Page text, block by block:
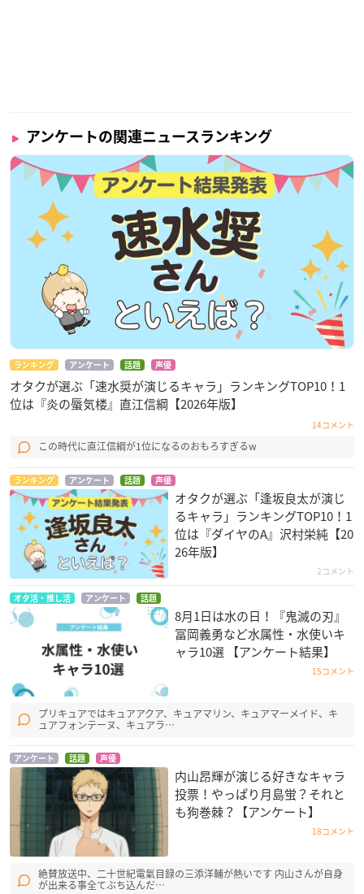
アンケートの関連ニュースランキング
ランキング アンケート 話題 声優
オタクが選ぶ「速水奨が演じるキャラ」ランキングTOP10！1
位は『炎の蜃気楼』直江信綱【2026年版】
14コメント
この時代に直江信綱が1位になるのおもろすぎるw
ランキング アンケート 話題 声優
オタクが選ぶ「逢坂良太が演じ
るキャラ」ランキングTOP10！1
位は『ダイヤのA』沢村栄純【20
26年版】
2コメント
オタ活・推し活 アンケート 話題
8月1日は水の日！『鬼滅の刃』
冨岡義勇など水属性・水使いキ
ャラ10選 【アンケート結果】
15コメント
プリキュアではキュアアクア、キュアマリン、キュアマーメイド、キ
ュアフォンテーヌ、キュアラ…
アンケート 話題 声優
内山昂輝が演じる好きなキャラ
投票！やっぱり月島蛍？それと
も狗巻棘？【アンケート】
18コメント
絶賛放送中、二十世紀電氣目録の三添洋輔が熱いです 内山さんが自身
が出来る事全てぶち込んだ…